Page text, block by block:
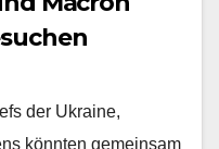
der Ukraine,
könnten gemeinsam